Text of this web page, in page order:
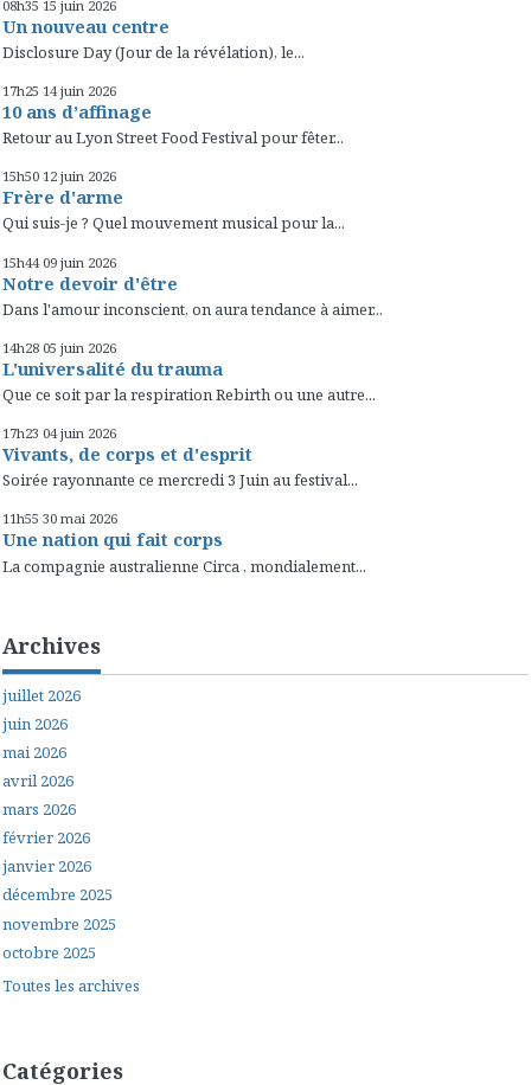
08h35 15 juin 2026
Un nouveau centre
Disclosure Day (Jour de la révélation), le...
17h25 14 juin 2026
10 ans d’affinage
Retour au Lyon Street Food Festival pour fêter...
15h50 12 juin 2026
Frère d'arme
Qui suis-je ? Quel mouvement musical pour la...
15h44 09 juin 2026
Notre devoir d'être
Dans l'amour inconscient, on aura tendance à aimer...
14h28 05 juin 2026
L'universalité du trauma
Que ce soit par la respiration Rebirth ou une autre...
17h23 04 juin 2026
Vivants, de corps et d'esprit
Soirée rayonnante ce mercredi 3 Juin au festival...
11h55 30 mai 2026
Une nation qui fait corps
La compagnie australienne Circa , mondialement...
Archives
juillet 2026
juin 2026
mai 2026
avril 2026
mars 2026
février 2026
janvier 2026
décembre 2025
novembre 2025
octobre 2025
Toutes les archives
Catégories